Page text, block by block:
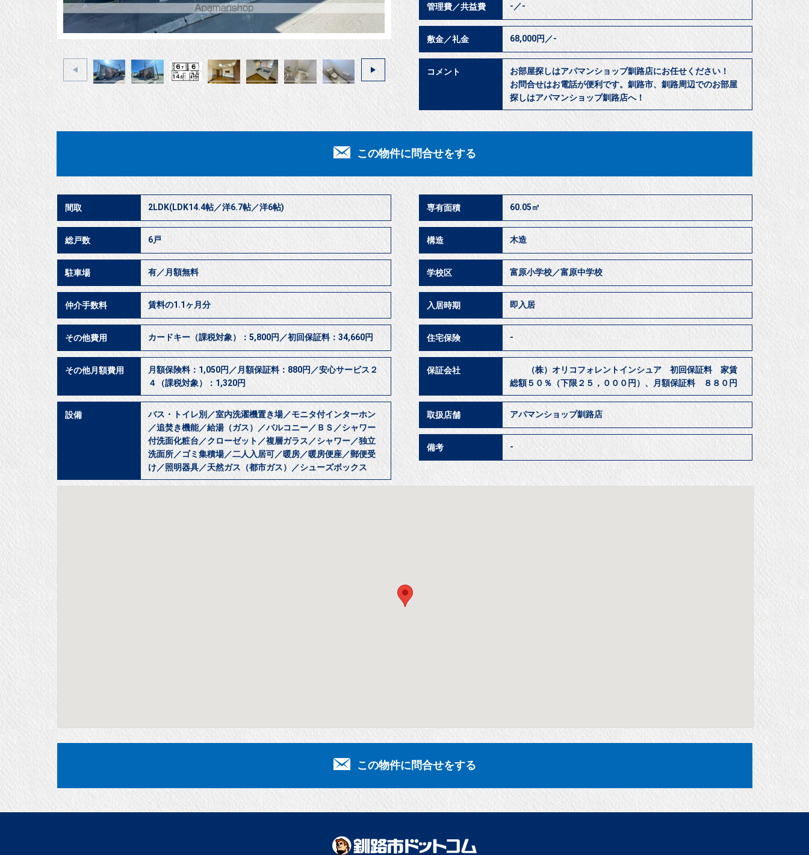
管理費／共益費 -／-
敷金／礼金 68,000円／-
コメント
お部屋探しはアパマンショップ釧路店にお任せください！
お問合せはお電話が便利です。釧路市、釧路周辺でのお部屋
探しはアパマンショップ釧路店へ！
この物件に問合せをする
間取 2LDK(LDK14.4帖／洋6.7帖／洋6帖)
総戸数 6戸
駐車場 有／月額無料
仲介手数料 賃料の1.1ヶ月分
その他費用 カードキー（課税対象）：5,800円／初回保証料：34,660円
その他月額費用
月額保険料：1,050円／月額保証料：880円／安心サービス２
４（課税対象）：1,320円
設備
バス・トイレ別／室内洗濯機置き場／モニタ付インターホン
／追焚き機能／給湯（ガス）／バルコニー／ＢＳ／シャワー
付洗面化粧台／クローゼット／複層ガラス／シャワー／独立
洗面所／ゴミ集積場／二人入居可／暖房／暖房便座／郵便受
け／照明器具／天然ガス（都市ガス）／シューズボックス
専有面積 60.05㎡
構造 木造
学校区 富原小学校／富原中学校
入居時期 即入居
住宅保険 -
保証会社
（株）オリコフォレントインシュア 初回保証料 家賃
総額５０％（下限２５，０００円）、月額保証料 ８８０円
取扱店舗 アパマンショップ釧路店
備考 -
この物件に問合せをする